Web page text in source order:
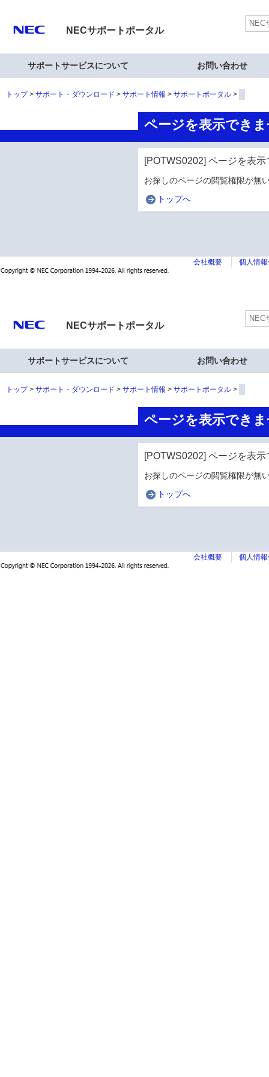
NECサポートポータル
サポートサービスについて お問い合わせ
トップ サポート・ダウンロード サポート情報 サポートポータル
ページを表示でき
[POTWS0202] ページを表
お探しのページの閲覧権限が無
トップへ
会社概要 個人情
NECサポートポータル
サポートサービスについて お問い合わせ
トップ サポート・ダウンロード サポート情報 サポートポータル
ページを表示でき
[POTWS0202] ページを表
お探しのページの閲覧権限が無
トップへ
会社概要 個人情